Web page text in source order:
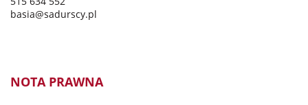
basia@sadurscy.pl
NOTA PRAWNA